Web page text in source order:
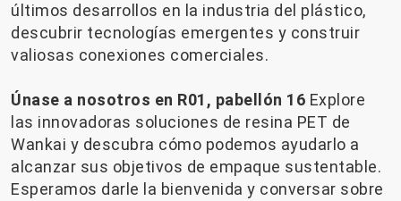
últimos desarrollos en la industria del plástico,
descubrir tecnologías emergentes y construir
valiosas conexiones comerciales.
Únase a nosotros en R01, pabellón 16 Explore
las innovadoras soluciones de resina PET de
Wankai y descubra cómo podemos ayudarlo a
alcanzar sus objetivos de empaque sustentable.
Esperamos darle la bienvenida y conversar sobre